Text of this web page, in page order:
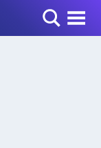
Toggle Menu